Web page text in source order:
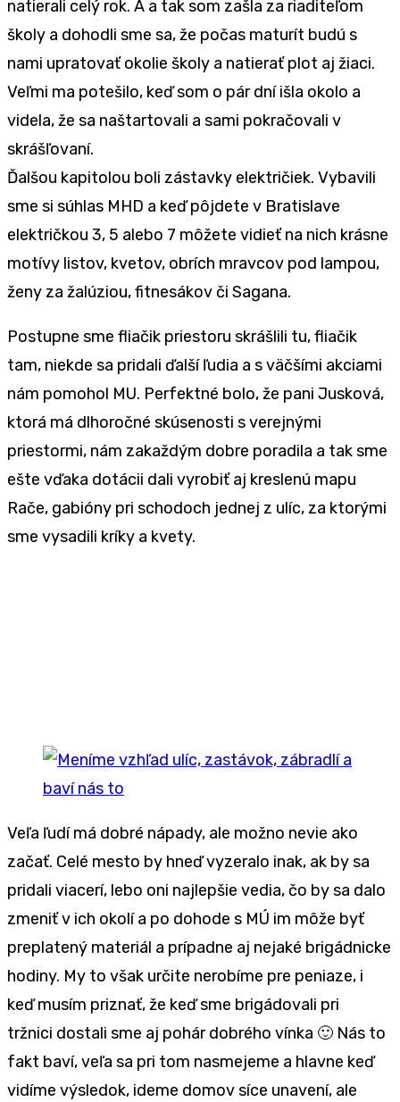
natierali celý rok. A a tak som zašla za riaditeľom
školy a dohodli sme sa, že počas maturít budú s
nami upratovať okolie školy a natierať plot aj žiaci.
Veľmi ma potešilo, keď som o pár dní išla okolo a
videla, že sa naštartovali a sami pokračovali v
skrášľovaní.
Ďalšou kapitolou boli zástavky električiek. Vybavili
sme si súhlas MHD a keď pôjdete v Bratislave
električkou 3, 5 alebo 7 môžete vidieť na nich krásne
motívy listov, kvetov, obrích mravcov pod lampou,
ženy za žalúziou, fitnesákov či Sagana.
Postupne sme fliačik priestoru skrášlili tu, fliačik
tam, niekde sa pridali ďalší ľudia a s väčšími akciami
nám pomohol MU. Perfektné bolo, že pani Jusková,
ktorá má dlhoročné skúsenosti s verejnými
priestormi, nám zakaždým dobre poradila a tak sme
ešte vďaka dotácii dali vyrobiť aj kreslenú mapu
Rače, gabióny pri schodoch jednej z ulíc, za ktorými
sme vysadili kríky a kvety.
Veľa ľudí má dobré nápady, ale možno nevie ako
začať. Celé mesto by hneď vyzeralo inak, ak by sa
pridali viacerí, lebo oni najlepšie vedia, čo by sa dalo
zmeniť v ich okolí a po dohode s MÚ im môže byť
preplatený materiál a prípadne aj nejaké brigádnicke
hodiny. My to však určite nerobíme pre peniaze, i
keď musím priznať, že keď sme brigádovali pri
tržnici dostali sme aj pohár dobrého vínka 🙂 Nás to
fakt baví, veľa sa pri tom nasmejeme a hlavne keď
vidíme výsledok, ideme domov síce unavení, ale